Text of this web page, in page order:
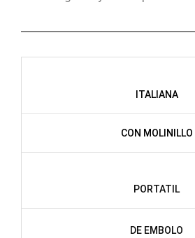
ITALIANA
CON MOLINILLO
PORTATIL
DE EMBOLO